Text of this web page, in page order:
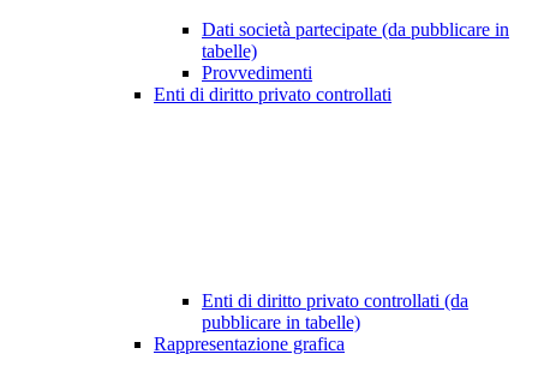
Dati società partecipate (da pubblicare in
tabelle)
Provvedimenti
Enti di diritto privato controllati
Enti di diritto privato controllati (da
pubblicare in tabelle)
Rappresentazione grafica